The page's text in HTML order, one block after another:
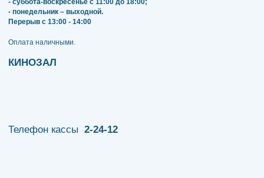
- суббота-воскресенье с 11:00 до 18:00;
- понедельник – выходной.
Перерыв с 13:00 - 14:00
​​​​​​​Оплата наличными.
КИНОЗАЛ
Телефон кассы 2-24-12